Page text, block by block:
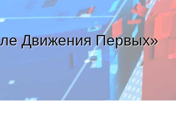
Движения Первых»